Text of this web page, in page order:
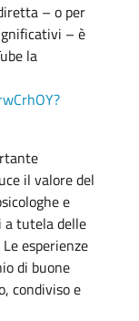
– o per
– è
la
il valore del
e
a tutela delle
esperienze
di buone
condiviso e